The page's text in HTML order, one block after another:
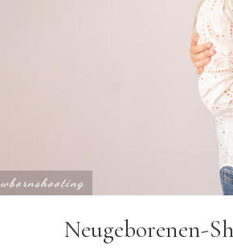
Neugeborenen-